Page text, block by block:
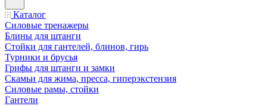
Каталог
Силовые тренажеры
Блины для штанги
Стойки для гантелей, блинов, гирь
Турники и брусья
Грифы для штанги и замки
Скамьи для жима, пресса, гиперэкстензия
Силовые рамы, стойки
Гантели